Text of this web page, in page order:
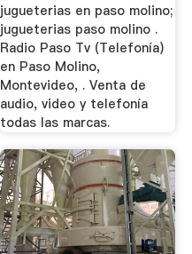
jugueterias en paso molino;
jugueterias paso molino .
Radio Paso Tv (Telefonía)
en Paso Molino,
Montevideo, . Venta de
audio, video y telefonía
todas las marcas.